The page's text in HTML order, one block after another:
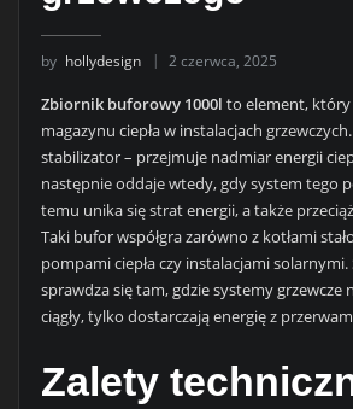
by hollydesign 2 czerwca, 2025
Zbiornik buforowy 1000l to element, który
magazynu ciepła w instalacjach grzewczych.
stabilizator – przejmuje nadmiar energii
następnie oddaje wtedy, gdy system tego
temu unika się strat energii, a także
Taki bufor współgra zarówno z kotłami
pompami ciepła czy instalacjami
sprawdza się tam, gdzie systemy grzewcze
ciągły, tylko dostarczają energię z
Zalety